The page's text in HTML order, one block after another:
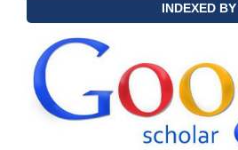
INDEXED BY